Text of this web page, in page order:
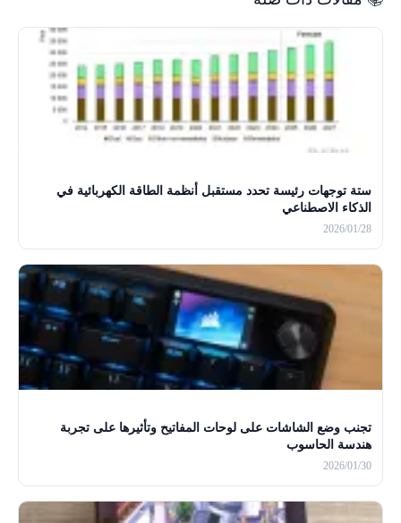
ستة توجهات رئيسة تحدد مستقبل أنظمة الطاقة الكهربائية في
الذكاء الاصطناعي
2026/01/28
تجنب وضع الشاشات على لوحات المفاتيح وتأثيرها على تجربة
هندسة الحاسوب
2026/01/30